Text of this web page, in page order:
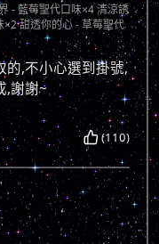
- 藍莓聖代口味×4 清涼誘
甜透你的心 - 草莓聖代
的,不小心選到掛號,
,謝謝~
(110)